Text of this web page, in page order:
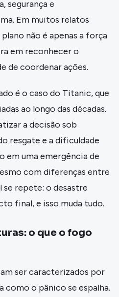
segurança e
Em muitos relatos
não é apenas a força
em reconhecer o
de coordenar ações.
é o caso do Titanic, que
ao longo das décadas.
a decisão sob
resgate e a dificuldade
em uma emergência de
com diferenças entre
repete: o desastre
final, e isso muda tudo.
o que o fogo
ser caracterizados por
como o pânico se espalha.